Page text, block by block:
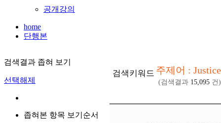
공개강의
home
단행본
검색결과 좁혀 보기
선택해제
좁혀본 항목 보기순서
검색키워드 주제어 : Justice
(검색결과 15,095 건)